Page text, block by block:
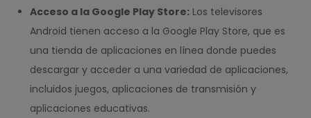
Acceso a la Google Play Store: Los televisores
Android tienen acceso a la Google Play Store, que es
una tienda de aplicaciones en línea donde puedes
descargar y acceder a una variedad de aplicaciones,
incluidos juegos, aplicaciones de transmisión y
aplicaciones educativas.